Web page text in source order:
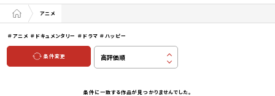
アニメ
＃アニメ ＃ドキュメンタリー ＃ドラマ ＃ハッピー
条件変更
条件に一致する作品が見つかりませんでした。